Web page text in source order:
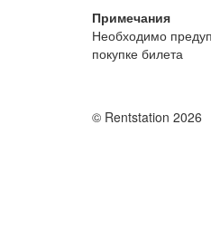
Примечания
Необходимо
покупке билета
© Rentstation 2026